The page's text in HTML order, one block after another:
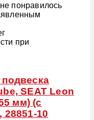
понравилось
при
SEAT Leon
мм) (с
10